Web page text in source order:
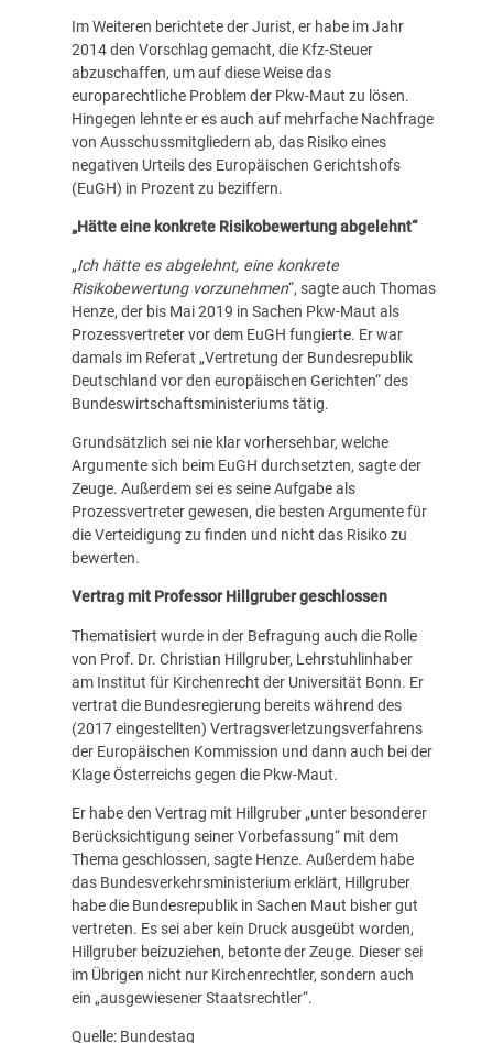
Im Weiteren berichtete der Jurist, er habe im Jahr
2014 den Vorschlag gemacht, die Kfz-Steuer
abzuschaffen, um auf diese Weise das
europarechtliche Problem der Pkw-Maut zu lösen.
Hingegen lehnte er es auch auf mehrfache Nachfrage
von Ausschussmitgliedern ab, das Risiko eines
negativen Urteils des Europäischen Gerichtshofs
(EuGH) in Prozent zu beziffern.
„Hätte eine konkrete Risikobewertung abgelehnt“
„Ich hätte es abgelehnt, eine konkrete
Risikobewertung vorzunehmen“, sagte auch Thomas
Henze, der bis Mai 2019 in Sachen Pkw-Maut als
Prozessvertreter vor dem EuGH fungierte. Er war
damals im Referat „Vertretung der Bundesrepublik
Deutschland vor den europäischen Gerichten“ des
Bundeswirtschaftsministeriums tätig.
Grundsätzlich sei nie klar vorhersehbar, welche
Argumente sich beim EuGH durchsetzten, sagte der
Zeuge. Außerdem sei es seine Aufgabe als
Prozessvertreter gewesen, die besten Argumente für
die Verteidigung zu finden und nicht das Risiko zu
bewerten.
Vertrag mit Professor Hillgruber geschlossen
Thematisiert wurde in der Befragung auch die Rolle
von Prof. Dr. Christian Hillgruber, Lehrstuhlinhaber
am Institut für Kirchenrecht der Universität Bonn. Er
vertrat die Bundesregierung bereits während des
(2017 eingestellten) Vertragsverletzungsverfahrens
der Europäischen Kommission und dann auch bei der
Klage Österreichs gegen die Pkw-Maut.
Er habe den Vertrag mit Hillgruber „unter besonderer
Berücksichtigung seiner Vorbefassung“ mit dem
Thema geschlossen, sagte Henze. Außerdem habe
das Bundesverkehrsministerium erklärt, Hillgruber
habe die Bundesrepublik in Sachen Maut bisher gut
vertreten. Es sei aber kein Druck ausgeübt worden,
Hillgruber beizuziehen, betonte der Zeuge. Dieser sei
im Übrigen nicht nur Kirchenrechtler, sondern auch
ein „ausgewiesener Staatsrechtler“.
Quelle: Bundestag